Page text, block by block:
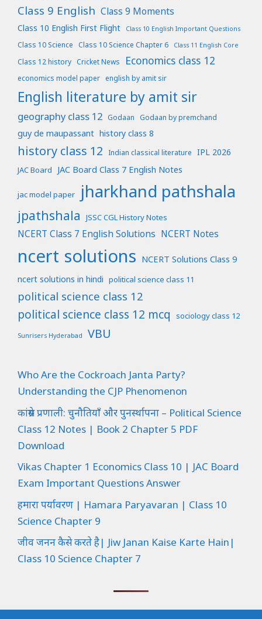
Class 9 English Class 9 Moments
Class 10 English First Flight Class 10 English Important Questions
Class 10 Science Class 10 Science Chapter 6 Class 11 English Core
Class 12 history Cricket News Economics class 12
economics model paper english by amit sir
English literature by amit sir
geography class 12 Godaan Godaan by premchand
guy de maupassant history class 8
history class 12 Indian classical literature IPL 2026
JAC Board JAC Board Class 7 English Notes
jac model paper jharkhand pathshala
jpathshala JSSC CGL History Notes
NCERT Class 7 English Solutions NCERT Notes
ncert solutions NCERT Solutions Class 9
ncert solutions in hindi political science class 11
political science class 12
political science class 12 mcq sociology class 12
Sunrisers Hyderabad VBU
Who Are the Cockroach Janta Party?
Understanding the CJP Phenomenon
कांग्रेस प्रणाली: चुनौतियाँ और पुनर्स्थापना – Political Science
Class 12 Notes | Book 2 Chapter 5 PDF
Download
Vikas Chapter 1 Economics Class 10 | JAC Board
Exam Important Questions Answer
हमारा पर्यावरण | Hamara Paryavaran | Class 10
Science Chapter 9
जीव जनन कैसे करते है| Jiw Janan Kaise Karte Hain|
Class 10 Science Chapter 7